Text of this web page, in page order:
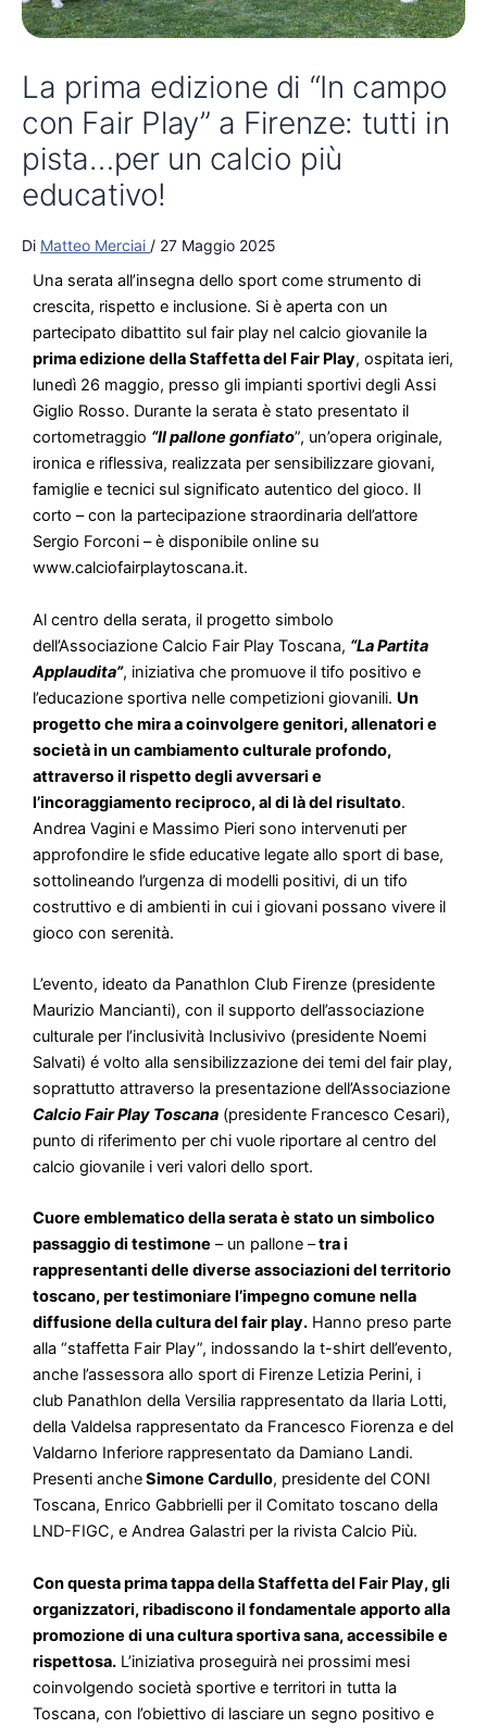
La prima edizione di “In campo
con Fair Play” a Firenze: tutti in
pista…per un calcio più
educativo!
Di Matteo Merciai / 27 Maggio 2025
Una serata all’insegna dello sport come strumento di
crescita, rispetto e inclusione. Si è aperta con un
partecipato dibattito sul fair play nel calcio giovanile la
prima edizione della Staffetta del Fair Play, ospitata ieri,
lunedì 26 maggio, presso gli impianti sportivi degli Assi
Giglio Rosso. Durante la serata è stato presentato il
cortometraggio “Il pallone gonfiato”, un’opera originale,
ironica e riflessiva, realizzata per sensibilizzare giovani,
famiglie e tecnici sul significato autentico del gioco. Il
corto – con la partecipazione straordinaria dell’attore
Sergio Forconi – è disponibile online su
www.calciofairplaytoscana.it.
Al centro della serata, il progetto simbolo
dell’Associazione Calcio Fair Play Toscana, “La Partita
Applaudita”, iniziativa che promuove il tifo positivo e
l’educazione sportiva nelle competizioni giovanili. Un
progetto che mira a coinvolgere genitori, allenatori e
società in un cambiamento culturale profondo,
attraverso il rispetto degli avversari e
l’incoraggiamento reciproco, al di là del risultato.
Andrea Vagini e Massimo Pieri sono intervenuti per
approfondire le sfide educative legate allo sport di base,
sottolineando l’urgenza di modelli positivi, di un tifo
costruttivo e di ambienti in cui i giovani possano vivere il
gioco con serenità.
L’evento, ideato da Panathlon Club Firenze (presidente
Maurizio Mancianti), con il supporto dell’associazione
culturale per l’inclusività Inclusivivo (presidente Noemi
Salvati) é volto alla sensibilizzazione dei temi del fair play,
soprattutto attraverso la presentazione dell’Associazione
Calcio Fair Play Toscana (presidente Francesco Cesari),
punto di riferimento per chi vuole riportare al centro del
calcio giovanile i veri valori dello sport.
Cuore emblematico della serata è stato un simbolico
passaggio di testimone – un pallone –tra i
rappresentanti delle diverse associazioni del territorio
toscano, per testimoniare l’impegno comune nella
diffusione della cultura del fair play. Hanno preso parte
alla “staffetta Fair Play”, indossando la t-shirt dell’evento,
anche l’assessora allo sport di Firenze Letizia Perini, i
club Panathlon della Versilia rappresentato da Ilaria Lotti,
della Valdelsa rappresentato da Francesco Fiorenza e del
Valdarno Inferiore rappresentato da Damiano Landi.
Presenti ancheSimone Cardullo, presidente del CONI
Toscana, Enrico Gabbrielli per il Comitato toscano della
LND-FIGC, e Andrea Galastri per la rivista Calcio Più.
Con questa prima tappa della Staffetta del Fair Play, gli
organizzatori, ribadiscono il fondamentale apporto alla
promozione di una cultura sportiva sana, accessibile e
rispettosa. L’iniziativa proseguirà nei prossimi mesi
coinvolgendo società sportive e territori in tutta la
Toscana, con l’obiettivo di lasciare un segno positivo e